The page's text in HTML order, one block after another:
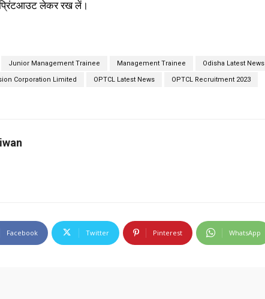
लेकर रख लें।
Junior Management Trainee Management Trainee Odisha Latest News
Corporation Limited OPTCL Latest News OPTCL Recruitment 2023
Facebook Twitter Pinterest WhatsApp